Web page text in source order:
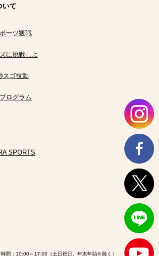
いて
ーツ観戦
に挑戦しよ
スゴ技動
ログラム
SPORTS
間：10:00～17:00（土日祝日、年末年始を除く）